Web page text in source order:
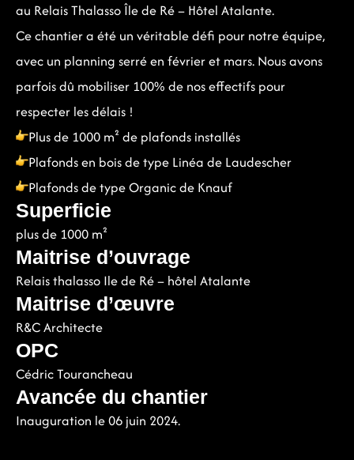
au Relais Thalasso Île de Ré – Hôtel Atalante.
Ce chantier a été un véritable défi pour notre équipe,
avec un planning serré en février et mars. Nous avons
parfois dû mobiliser 100% de nos effectifs pour
respecter les délais !
Plus de 1000 m² de plafonds installés
Plafonds en bois de type Linéa de Laudescher
Plafonds de type Organic de Knauf
Superficie
plus de 1000 m²
Maitrise d’ouvrage
Relais thalasso Ile de Ré – hôtel Atalante
Maitrise d’œuvre
R&C Architecte
OPC
Cédric Tourancheau
Avancée du chantier
Inauguration le 06 juin 2024.